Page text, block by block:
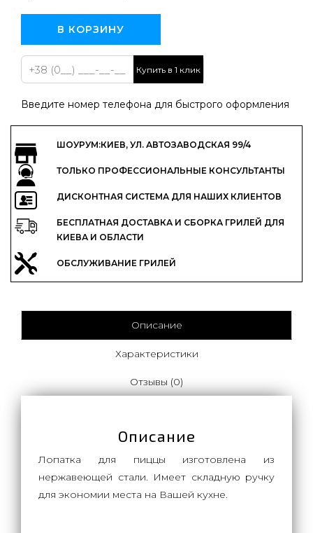
В КОРЗИНУ
Купить в 1 клик
Введите номер телефона для быстрого оформления
ШОУРУМ:КИЕВ, УЛ. АВТОЗАВОДСКАЯ 99/4
ТОЛЬКО ПРОФЕССИОНАЛЬНЫЕ КОНСУЛЬТАНТЫ
ДИСКОНТНАЯ СИСТЕМА ДЛЯ НАШИХ КЛИЕНТОВ
БЕСПЛАТНАЯ ДОСТАВКА И СБОРКА ГРИЛЕЙ ДЛЯ
КИЕВА И ОБЛАСТИ
ОБСЛУЖИВАНИЕ ГРИЛЕЙ
Описание
Характеристики
Отзывы (0)
Описание
Лопатка для пиццы изготовлена из
нержавеющей стали. Имеет складную ручку
для экономии места на Вашей кухне.